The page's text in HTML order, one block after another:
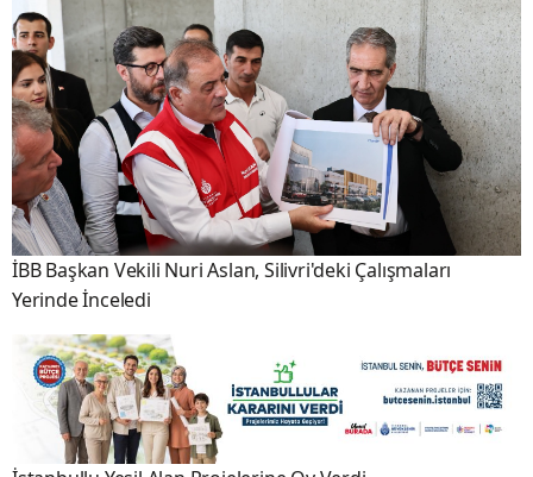
İBB Başkan Vekili Nuri Aslan, Silivri'deki Çalışmaları
Yerinde İnceledi